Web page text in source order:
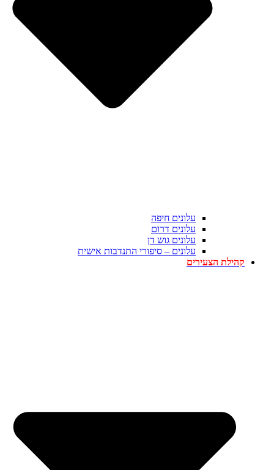
עלונים חיפה
עלונים דרום
עלונים גוש דן
עלונים – סיפורי התנדבות אישית
קהילת הצעירים